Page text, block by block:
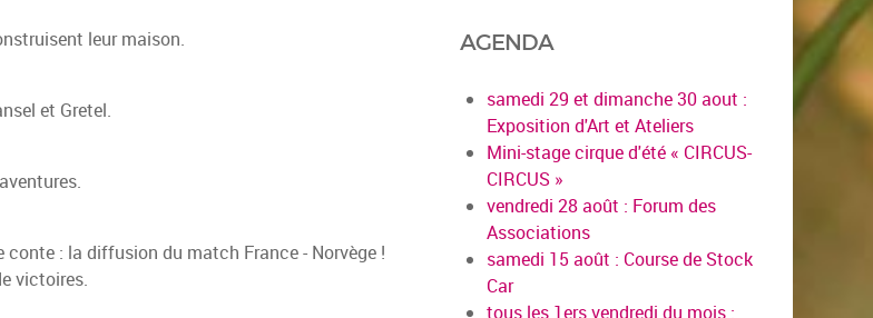
leur maison.
et Gretel.
: la diffusion du match France - Norvège !
victoires.
AGENDA
samedi 29 et dimanche 30 aout :
Exposition d'Art et Ateliers
Mini-stage cirque d'été « CIRCUS-
CIRCUS »
vendredi 28 août : Forum des
Associations
samedi 15 août : Course de Stock
Car
tous les 1ers vendredi du mois :